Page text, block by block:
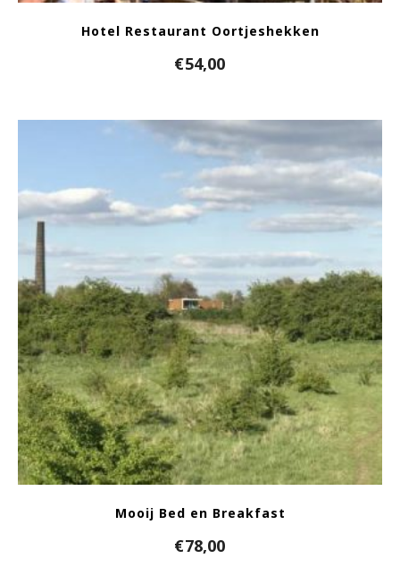
Hotel Restaurant Oortjeshekken
€54,00
Mooij Bed en Breakfast
€78,00